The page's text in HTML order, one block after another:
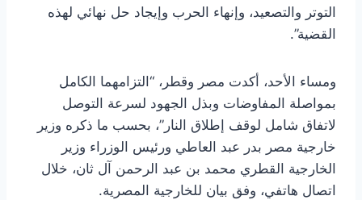
التوتر والتصعيد، وإنهاء الحرب وإيجاد حل نهائي لهذه
القضية”.
ومساء الأحد، أكدت مصر وقطر، “التزامهما الكامل
بمواصلة المفاوضات وبذل الجهود لسرعة التوصل
لاتفاق شامل لوقف إطلاق النار”، بحسب ما ذكره وزير
خارجية مصر بدر عبد العاطي ورئيس الوزراء وزير
الخارجية القطري محمد بن عبد الرحمن آل ثان، خلال
اتصال هاتفي، وفق بيان للخارجية المصرية.